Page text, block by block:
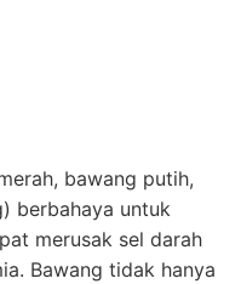
bawang putih,
berbahaya untuk
merusak sel darah
Bawang tidak hanya